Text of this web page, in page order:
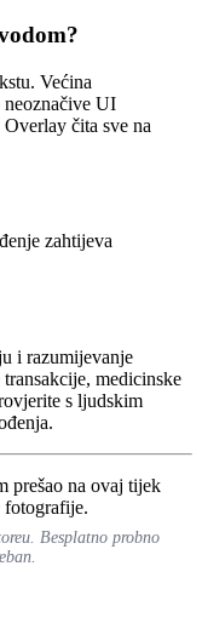
Većina
neoznačive UI
čita sve na
zahtijeva
i razumijevanje
medicinske
s ljudskim
prešao na ovaj tijek
fotografije.
Besplatno probno